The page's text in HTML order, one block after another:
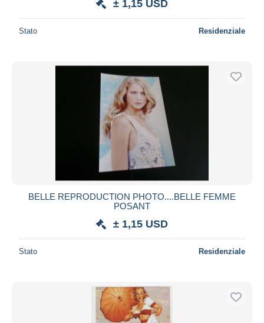
± 1,15 USD
Stato Residenziale
BELLE REPRODUCTION PHOTO....BELLE FEMME
POSANT
± 1,15 USD
Stato Residenziale